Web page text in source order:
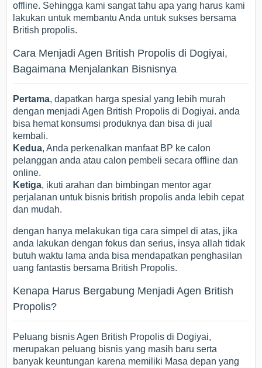
offline. Sehingga kami sangat tahu apa yang harus kami
lakukan untuk membantu Anda untuk sukses bersama
British propolis.
Cara Menjadi Agen British Propolis di Dogiyai,
Bagaimana Menjalankan Bisnisnya
Pertama, dapatkan harga spesial yang lebih murah
dengan menjadi Agen British Propolis di Dogiyai. anda
bisa hemat konsumsi produknya dan bisa di jual
kembali.
Kedua, Anda perkenalkan manfaat BP ke calon
pelanggan anda atau calon pembeli secara offline dan
online.
Ketiga, ikuti arahan dan bimbingan mentor agar
perjalanan untuk bisnis british propolis anda lebih cepat
dan mudah.
dengan hanya melakukan tiga cara simpel di atas, jika
anda lakukan dengan fokus dan serius, insya allah tidak
butuh waktu lama anda bisa mendapatkan penghasilan
uang fantastis bersama British Propolis.
Kenapa Harus Bergabung Menjadi Agen British
Propolis?
Peluang bisnis Agen British Propolis di Dogiyai,
merupakan peluang bisnis yang masih baru serta
banyak keuntungan karena memiliki Masa depan yang